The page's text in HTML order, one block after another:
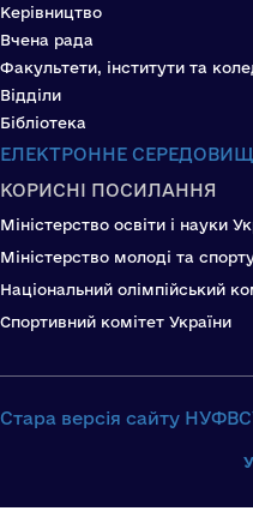
Керівництво
Вчена рада
Факультети, інститути та
Відділи
Бібліотека
ЕЛЕКТРОННЕ
КОРИСНІ ПОСИЛАННЯ
Міністерство освіти і науки
Міністерство молоді та
Національний олімпійський
Спортивний комітет України
Стара версія сайту